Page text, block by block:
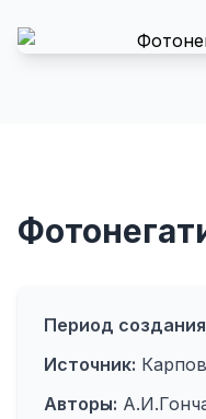
Период
Источник:
Авторы: